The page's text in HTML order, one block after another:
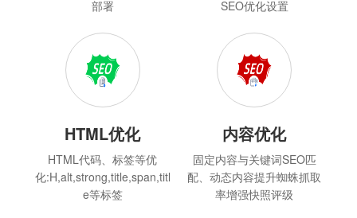
部署
SEO优化设置
HTML优化
HTML代码、标签等优
化:H,alt,strong,title,span,titl
e等标签
内容优化
固定内容与关键词SEO匹
配、动态内容提升蜘蛛抓取
率增强快照评级